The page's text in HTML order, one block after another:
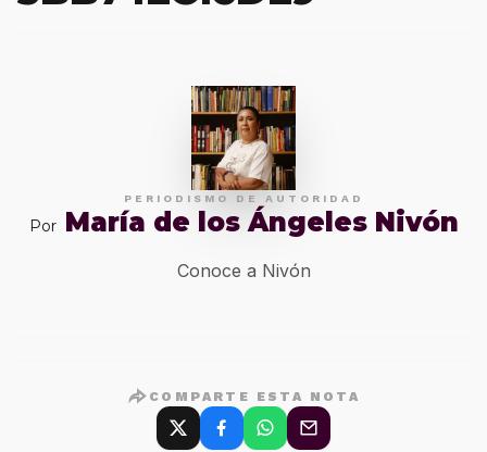
PERIODISMO DE AUTORIDAD
Por María de los Ángeles Nivón
Conoce a Nivón
COMPARTE ESTA NOTA